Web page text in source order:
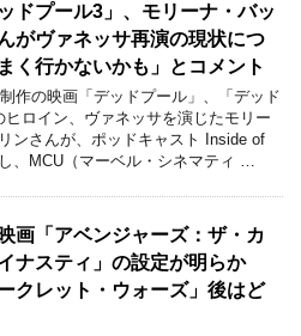
ドプール3」、モリーナ・バッ
がヴァネッサ再演の現状につ
く行かないかも」とコメント
作の映画「デッドプール」、「デッド
ヒロイン、ヴァネッサを演じたモリー
ンさんが、ポッドキャスト Inside of
、MCU（マーベル・シネマティ …
画「アベンジャーズ：ザ・カ
ナスティ」の設定が明らか
クレット・ウォーズ」後はど